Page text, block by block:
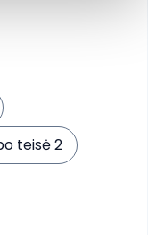
teisė 2